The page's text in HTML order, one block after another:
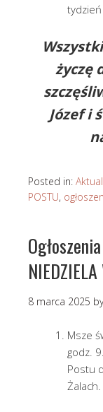
tydzień
życzę
Józef i
Posted in:
POSTU,
8 marca 2025
Msze
godz.
Postu